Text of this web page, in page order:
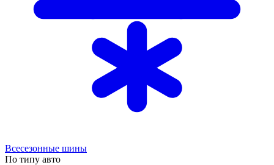
Всесезонные шины
По типу авто